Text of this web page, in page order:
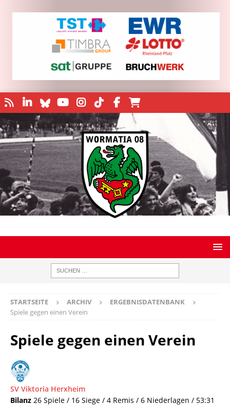
STARTSEITE ARCHIV
ERGEBNISDATENBANK
Spiele gegen einen Verein
Spiele gegen einen Verein
SV Viktoria Herxheim
Bilanz 26 Spiele / 16 Siege / 4 Remis / 6 Niederlagen / 53:31